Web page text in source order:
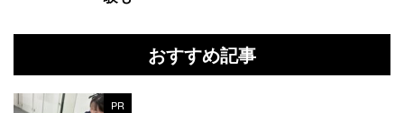
おすすめ記事
PR